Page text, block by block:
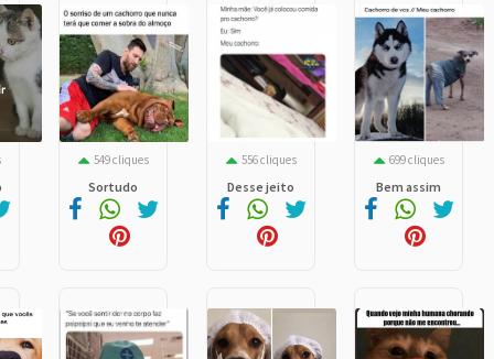
549 cliques
Sortudo
556 cliques
Desse jeito
699 cliques
Bem assim